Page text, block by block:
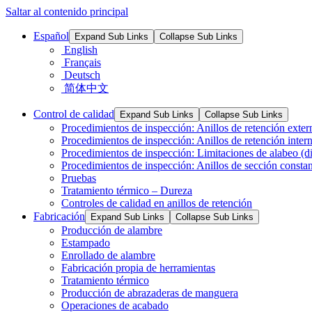
Saltar al contenido principal
Español Expand Sub Links Collapse Sub Links
English
Français
Deutsch
简体中文
Control de calidad Expand Sub Links Collapse Sub Links
Procedimientos de inspección: Anillos de retención
Procedimientos de inspección: Anillos de retención
Procedimientos de inspección: Limitaciones de alabeo
Procedimientos de inspección: Anillos de sección
Pruebas
Tratamiento térmico – Dureza
Controles de calidad en anillos de retención
Fabricación
Expand Sub Links Collapse Sub Links
Producción de alambre
Estampado
Enrollado de alambre
Fabricación propia de herramientas
Tratamiento térmico
Producción de abrazaderas de manguera
Operaciones de acabado